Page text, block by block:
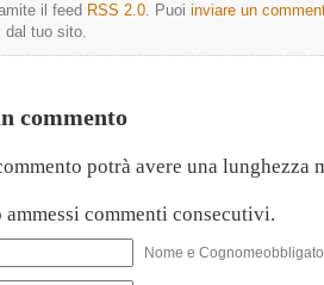
il feed RSS 2.0. Puoi inviare un
dal tuo sito.
commento
potrà avere una lunghezza
ammessi commenti consecutivi.
Nome e